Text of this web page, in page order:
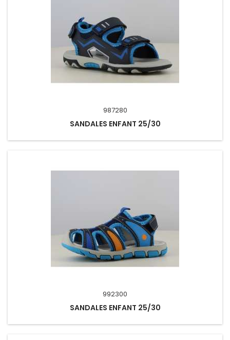
987280
SANDALES ENFANT 25/30
992300
SANDALES ENFANT 25/30